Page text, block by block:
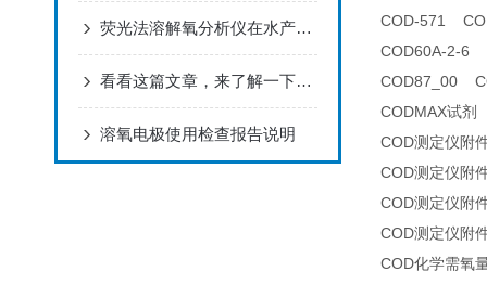
荧光法溶解氧分析仪在水产养殖中的应用
看看这篇文章，来了解一下氟离子浓度分析仪吧！
溶氧电极使用检查报告说明
COD-571
COD60A-2-6
COD87_00
CODMAX试
COD测定仪附
COD测定仪附
COD测定仪附
COD测定仪附
COD化学需氧